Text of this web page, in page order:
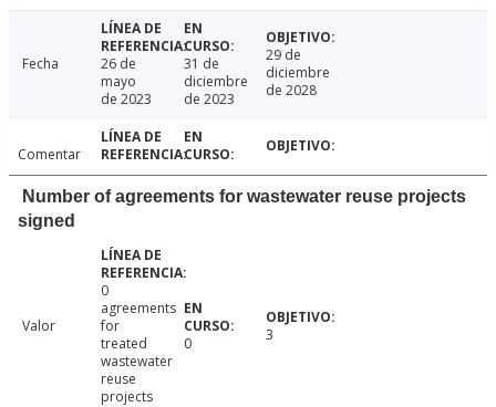
Fecha
26 de
mayo
de 2023
31 de
diciembre
de 2023
29 de
diciembre
de 2028
Comentar
Number of agreements for wastewater reuse projects
signed
Valor
0
agreements
for
treated
wastewater
reuse
projects
0 3